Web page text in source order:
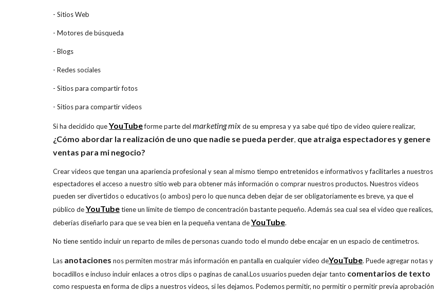
- Sitios Web
- Motores de búsqueda
- Blogs
- Redes sociales
- Sitios para compartir fotos
- Sitios para compartir videos
Si ha decidido queYouTubeforme parte del marketing mixde su empresa y ya sabe qué tipo de video quiere realizar,
¿Cómo abordar la realización de uno que nadie se pueda perder, que atraiga espectadores y genere
ventas para mi negocio?
Crear videos que tengan una apariencia profesional y sean al mismo tiempo entretenidos e informativos y facilitarles a nuestros
espectadores el acceso a nuestro sitio web para obtener más información o comprar nuestros productos. Nuestros videos
pueden ser divertidos o educativos (o ambos) pero lo que nunca deben dejar de ser obligatoriamente es breve, ya que el
público deYouTubetiene un límite de tiempo de concentración bastante pequeño. Además sea cual sea el video que realices,
deberías diseñarlo para que se vea bien en la pequeña ventana deYouTube.
No tiene sentido incluir un reparto de miles de personas cuando todo el mundo debe encajar en un espacio de centímetros.
Las anotaciones nos permiten mostrar más información en pantalla en cualquier video deYouTube. Puede agregar notas y
bocadillos e incluso incluir enlaces a otros clips o paginas de canal.Los usuarios pueden dejar tanto comentarios de texto
como respuesta en forma de clips a nuestros videos, si les dejamos. Podemos permitir, no permitir o permitir previa aprobación